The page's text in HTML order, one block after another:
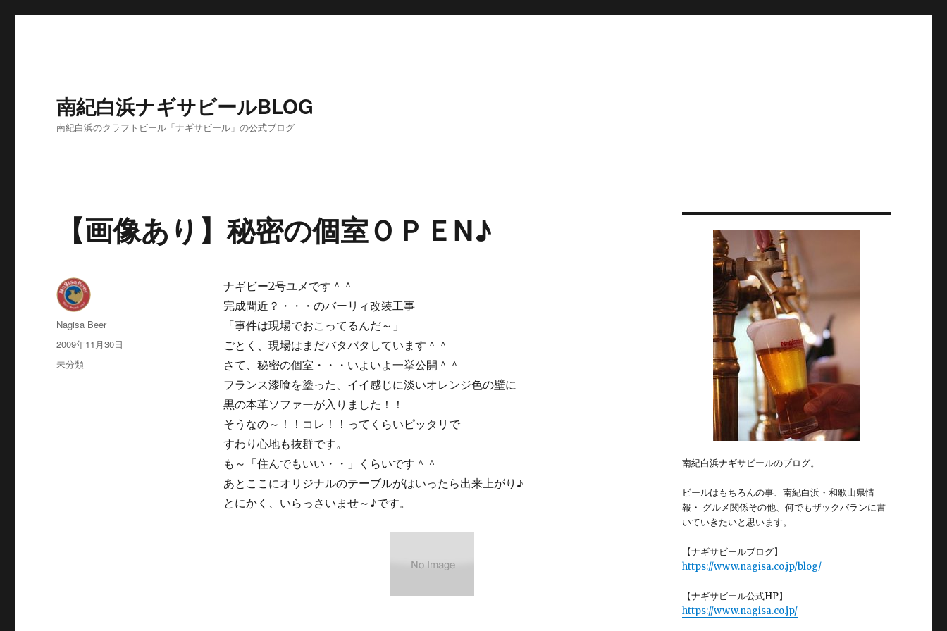
南紀白浜ナギサビールBLOG
南紀白浜のクラフトビール「ナギサビール」の公式ブログ
【画像あり】秘密の個室ＯＰＥN♪
ナギビー2号ユメです＾＾
完成間近？・・・のバーリィ改装工事
「事件は現場でおこってるんだ～」
ごとく、現場はまだバタバタしています＾＾
さて、秘密の個室・・・いよいよ一挙公開＾＾
フランス漆喰を塗った、イイ感じに淡いオレンジ色の壁に
黒の本革ソファーが入りました！！
そうなの～！！コレ！！ってくらいピッタリで
すわり心地も抜群です。
も～「住んでもいい・・」くらいです＾＾
あとここにオリジナルのテーブルがはいったら出来上がり♪
とにかく、いらっさいませ～♪です。
投
稿
Nagisa Beer
投
稿
日:
2009年11月30日
カ
未分類
南紀白浜ナギサビールのブログ。
ビールはもちろんの事、南紀白浜・和歌山県情
報・ グルメ関係その他、何でもザックバランに書
いていきたいと思います。
【ナギサビールブログ】
https://www.nagisa.co.jp/blog/
【ナギサビール公式HP】
https://www.nagisa.co.jp/